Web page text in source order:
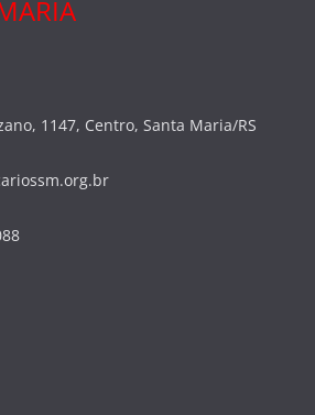
1147, Centro, Santa Maria/RS